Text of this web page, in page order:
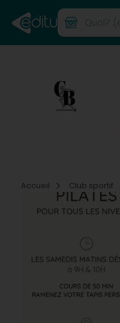
Accueil Club sportif